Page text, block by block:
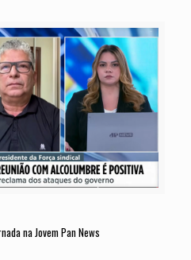
na Jovem Pan News